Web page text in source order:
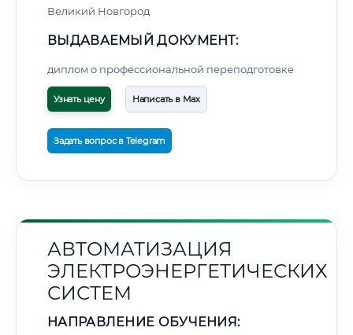
Великий Новгород
ВЫДАВАЕМЫЙ ДОКУМЕНТ:
диплом о профессиональной переподготовке
Узнать цену Написать в Max
Задать вопрос в Telegram
АВТОМАТИЗАЦИЯ
ЭЛЕКТРОЭНЕРГЕТИЧЕСКИХ
СИСТЕМ
НАПРАВЛЕНИЕ ОБУЧЕНИЯ: